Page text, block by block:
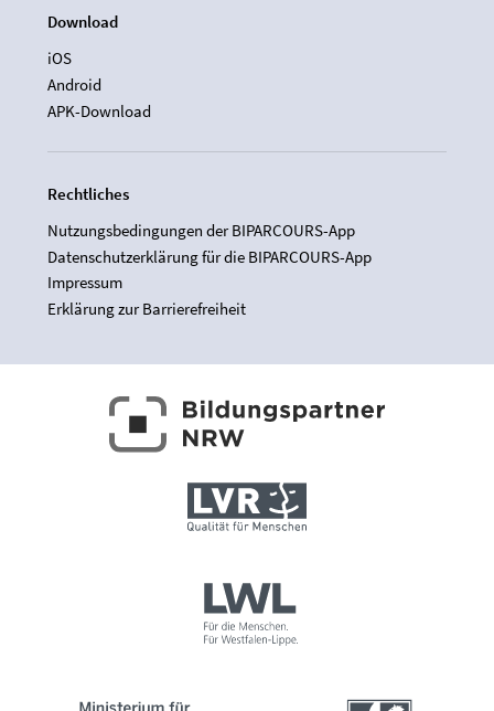
Download
iOS
Android
APK-Download
Rechtliches
Nutzungsbedingungen der BIPARCOURS-App
Datenschutzerklärung für die BIPARCOURS-App
Impressum
Erklärung zur Barrierefreiheit